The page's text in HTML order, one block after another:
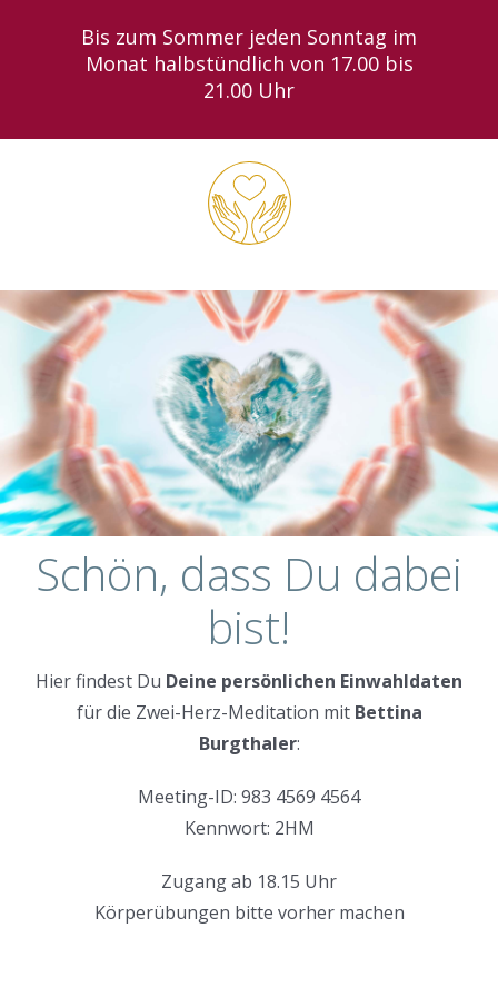
Bis zum Sommer jeden Sonntag im
Monat halbstündlich von 17.00 bis
21.00 Uhr
Schön, dass Du dabei
bist!
Hier findest Du Deine persönlichen Einwahldaten
für die Zwei-Herz-Meditation mit Bettina
Burgthaler:
Meeting-ID: 983 4569 4564
Kennwort: 2HM
Zugang ab 18.15 Uhr
Körperübungen bitte vorher machen